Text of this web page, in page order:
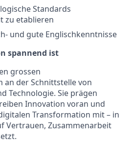
Standards
zu etablieren
und gute Englischkenntnisse
spannend ist
grossen
an der Schnittstelle von
Technologie. Sie prägen
Innovation voran und
Transformation mit – in
Vertrauen, Zusammenarbeit